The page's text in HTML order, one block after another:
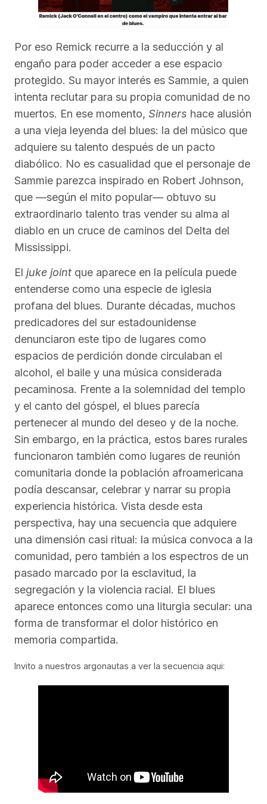
Por eso Remick recurre a la seducción y al
engaño para poder acceder a ese espacio
protegido. Su mayor interés es Sammie, a quien
intenta reclutar para su propia comunidad de no
muertos. En ese momento, Sinners hace alusión
a una vieja leyenda del blues: la del músico que
adquiere su talento después de un pacto
diabólico. No es casualidad que el personaje de
Sammie parezca inspirado en Robert Johnson,
que —según el mito popular— obtuvo su
extraordinario talento tras vender su alma al
diablo en un cruce de caminos del Delta del
Mississippi.
El juke joint que aparece en la película puede
entenderse como una especie de iglesia
profana del blues. Durante décadas, muchos
predicadores del sur estadounidense
denunciaron este tipo de lugares como
espacios de perdición donde circulaban el
alcohol, el baile y una música considerada
pecaminosa. Frente a la solemnidad del templo
y el canto del góspel, el blues parecía
pertenecer al mundo del deseo y de la noche.
Sin embargo, en la práctica, estos bares rurales
funcionaron también como lugares de reunión
comunitaria donde la población afroamericana
podía descansar, celebrar y narrar su propia
experiencia histórica. Vista desde esta
perspectiva, hay una secuencia que adquiere
una dimensión casi ritual: la música convoca a la
comunidad, pero también a los espectros de un
pasado marcado por la esclavitud, la
segregación y la violencia racial. El blues
aparece entonces como una liturgia secular: una
forma de transformar el dolor histórico en
memoria compartida.
Invito a nuestros argonautas a ver la secuencia aqui: